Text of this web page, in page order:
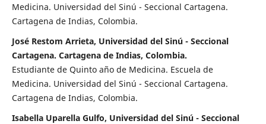
Medicina. Universidad del Sinú - Seccional Cartagena.
Cartagena de Indias, Colombia.
José Restom Arrieta, Universidad del Sinú - Seccional
Cartagena. Cartagena de Indias, Colombia.
Estudiante de Quinto año de Medicina. Escuela de
Medicina. Universidad del Sinú - Seccional Cartagena.
Cartagena de Indias, Colombia.
Isabella Uparella Gulfo, Universidad del Sinú - Seccional